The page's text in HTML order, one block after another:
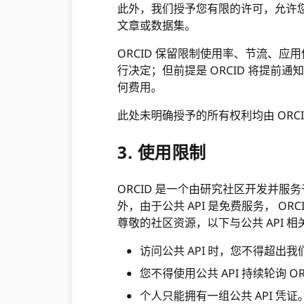
此外，我们授予您有限的许可，允许
文章或数据集。
ORCID 保留限制使用率、节流、应
行决定；但前提是 ORCID 将提前通
何费用。
此处未明确授予的所有权利均由
3. 使用限制
ORCID 是一个由研究社区开发并服
外，由于公共 API 是免费服务，
尊敬的社区资源，以下与公共 API 相
访问公共 API 时，您不得超出我
您不得使用公共 API 持续轮询
个人只能拥有一组公共 API 凭证